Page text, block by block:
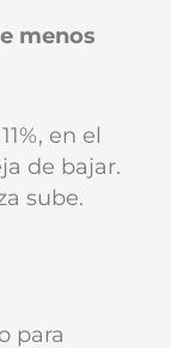
menos
en el
de bajar.
sube.
para